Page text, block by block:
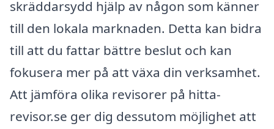
skräddarsydd hjälp av någon som känner
till den lokala marknaden. Detta kan bidra
till att du fattar bättre beslut och kan
fokusera mer på att växa din verksamhet.
Att jämföra olika revisorer på hitta-
revisor.se ger dig dessutom möjlighet att